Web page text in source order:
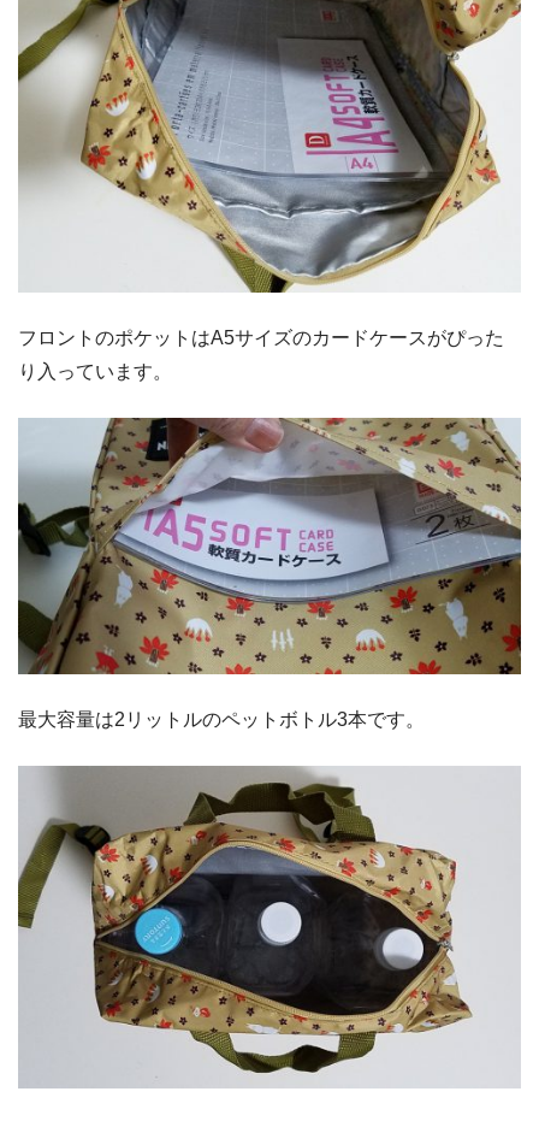
フロントのポケットはA5サイズのカードケースがぴった
り入っています。
最大容量は2リットルのペットボトル3本です。